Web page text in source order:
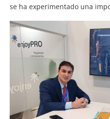
se ha experimentado una